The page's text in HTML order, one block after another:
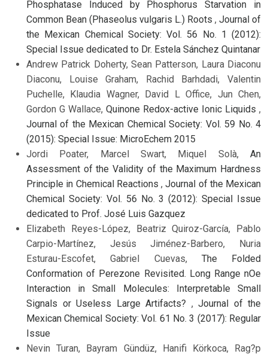
Phosphatase Induced by Phosphorus Starvation in
Common Bean (Phaseolus vulgaris L.) Roots , Journal of
the Mexican Chemical Society: Vol. 56 No. 1 (2012):
Special Issue dedicated to Dr. Estela Sánchez Quintanar
Andrew Patrick Doherty, Sean Patterson, Laura Diaconu
Diaconu, Louise Graham, Rachid Barhdadi, Valentin
Puchelle, Klaudia Wagner, David L Office, Jun Chen,
Gordon G Wallace, Quinone Redox-active Ionic Liquids ,
Journal of the Mexican Chemical Society: Vol. 59 No. 4
(2015): Special Issue: MicroEchem 2015
Jordi Poater, Marcel Swart, Miquel Solà, An
Assessment of the Validity of the Maximum Hardness
Principle in Chemical Reactions ,Journal of the Mexican
Chemical Society: Vol. 56 No. 3 (2012): Special Issue
dedicated to Prof. José Luis Gazquez
Elizabeth Reyes-López, Beatriz Quiroz-García, Pablo
Carpio-Martínez, Jesús Jiménez-Barbero, Nuria
Esturau-Escofet, Gabriel Cuevas, The Folded
Conformation of Perezone Revisited. Long Range nOe
Interaction in Small Molecules: Interpretable Small
Signals or Useless Large Artifacts? , Journal of the
Mexican Chemical Society: Vol. 61 No. 3 (2017): Regular
Issue
Nevin Turan, Bayram Gündüz, Hanifi Körkoca, Rag?p